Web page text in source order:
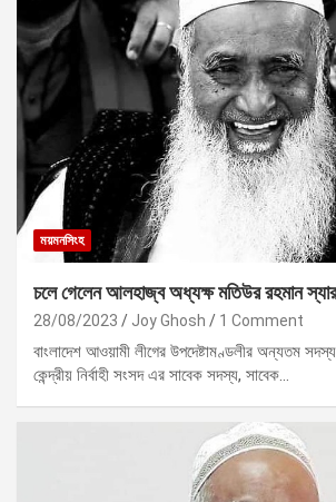
ময়মনসিংহ
চলে গেলেন আলহাজ্ব অধ্যক্ষ মতিউর রহমান স্যার
28/08/2023 Joy Ghosh 1 Comment
বাংলাদেশ আওয়ামী লীগের উপদেষ্টামণ্ডলীর অন্যতম
কেন্দ্রীয় নির্বাহী সংসদ এর সাবেক সদস্য, সাবেক…